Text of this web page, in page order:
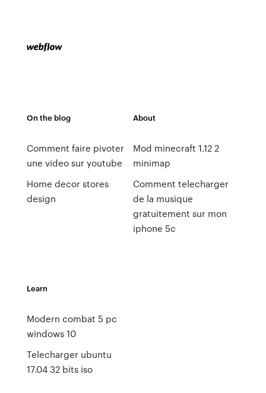
On the blog
Comment faire pivoter
une video sur youtube
Home decor stores
design
About
Mod minecraft 1.12 2
minimap
Comment telecharger
de la musique
gratuitement sur mon
iphone 5c
Learn
Modern combat 5 pc
windows 10
Telecharger ubuntu
17.04 32 bits iso